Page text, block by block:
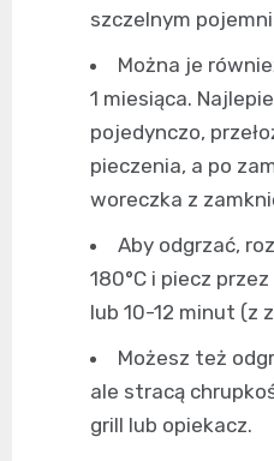
szczelnym
Można je
1 miesiąca.
pojedynczo,
pieczenia, a po
woreczka z
Aby odgrzać,
180°C i piecz
lub 10-12 minut (z
Możesz też
ale stracą
grill lub opiekacz.